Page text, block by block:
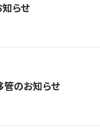
らせ
管のお知らせ